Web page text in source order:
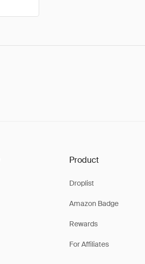
Product
Droplist
Amazon Badge
Rewards
For Affiliates